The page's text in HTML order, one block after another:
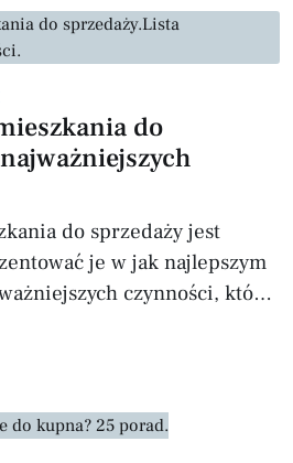
uwagę podczas
inwestycji w
nieruchomości.
w atrakcyjnych
centr
do
do sprzedaży jest
je w jak najlepszym
czynności, które
i
rzeczy, wyczyść podłogi,
oraz